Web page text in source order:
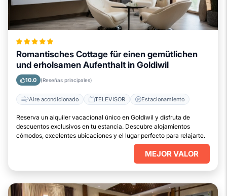
Romantisches Cottage für einen gemütlichen
und erholsamen Aufenthalt in Goldiwil
10.0 (Reseñas principales)
Aire acondicionado TELEVISOR Estacionamiento
Reserva un alquiler vacacional único en Goldiwil y disfruta de
descuentos exclusivos en tu estancia. Descubre alojamientos
cómodos, excelentes ubicaciones y el lugar perfecto para relajarte.
MEJOR VALOR